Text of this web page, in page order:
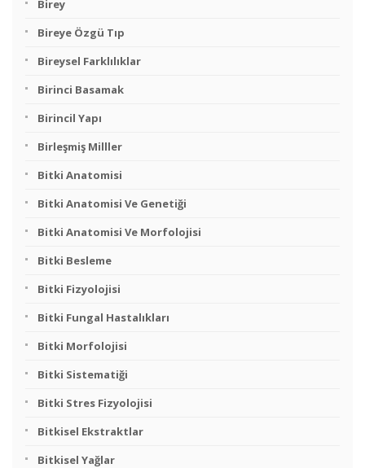
Birey
Bireye Özgü Tıp
Bireysel Farklılıklar
Birinci Basamak
Birincil Yapı
Birleşmiş Milller
Bitki Anatomisi
Bitki Anatomisi Ve Genetiği
Bitki Anatomisi Ve Morfolojisi
Bitki Besleme
Bitki Fizyolojisi
Bitki Fungal Hastalıkları
Bitki Morfolojisi
Bitki Sistematiği
Bitki Stres Fizyolojisi
Bitkisel Ekstraktlar
Bitkisel Yağlar